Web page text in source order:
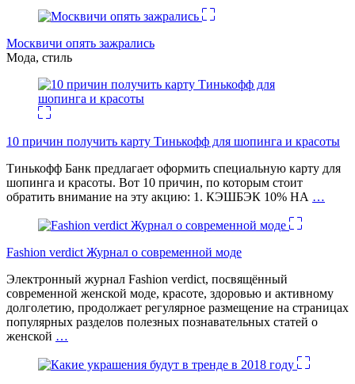
Москвичи опять зажрались
Мода, стиль
10 причин получить карту Тинькофф для шопинга и красоты
Тинькофф Банк предлагает оформить специальную карту для
шопинга и красоты. Вот 10 причин, по которым стоит
обратить внимание на эту акцию: 1. КЭШБЭК 10% НА …
Fashion verdict Журнал о современной моде
Электронный журнал Fashion verdict, посвящённый
современной женской моде, красоте, здоровью и активному
долголетию, продолжает регулярное размещение на страницах
популярных разделов полезных познавательных статей о
женской …